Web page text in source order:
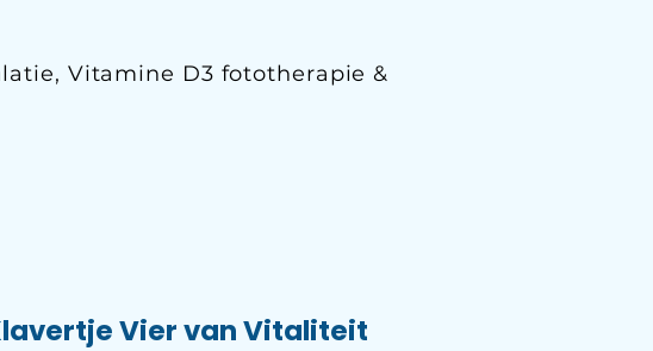
Vitamine D3 fototherapie &
Vier van Vitaliteit